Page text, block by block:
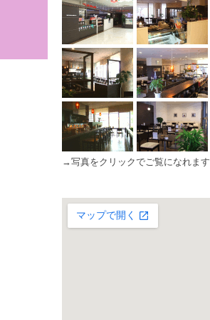
→写真をクリックでご覧になれま